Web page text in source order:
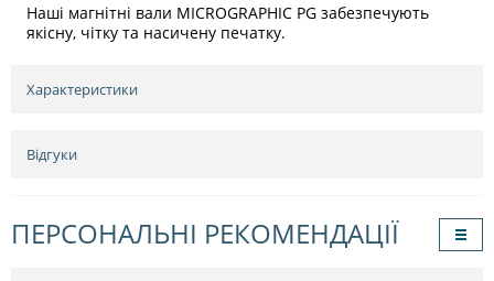
Наші магнітні вали MICROGRAPHIC PG забезпечують
якісну, чітку та насичену печатку.
Характеристики
Відгуки
ПЕРСОНАЛЬНІ РЕКОМЕНДАЦІЇ